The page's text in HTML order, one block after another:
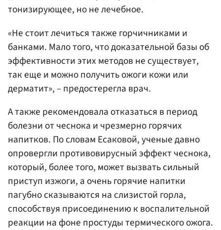
тонизирующее, но не лечебное.
«Не стоит лечиться также горчичниками и
банками. Мало того, что доказательной базы об
эффективности этих методов не существует,
так еще и можно получить ожоги кожи или
дерматит», – предостерегла врач.
А также рекомендовала отказаться в период
болезни от чеснока и чрезмерно горячих
напитков. По словам Есаковой, ученые давно
опровергли противовирусный эффект чеснока,
который, более того, может вызвать сильный
приступ изжоги, а очень горячие напитки
пагубно сказываются на слизистой горла,
способствуя присоединению к воспалительной
реакции на фоне простуды термического ожога.